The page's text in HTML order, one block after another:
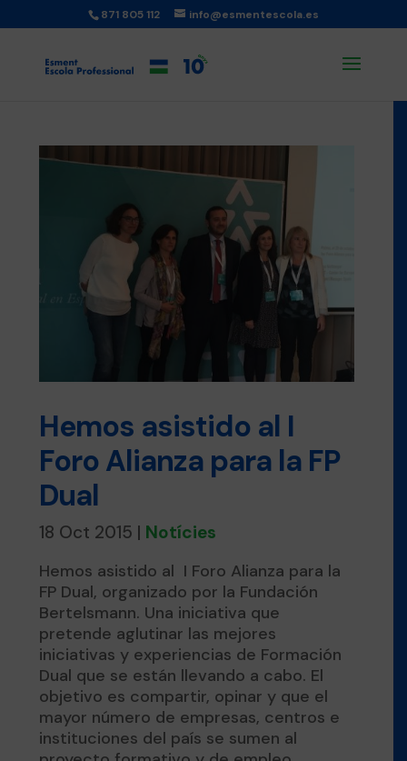
871 805 112 info@esmentescola.es
Hemos asistido al I
Foro Alianza para la FP
Dual
18 Oct 2015 | Notícies
Hemos asistido al I Foro Alianza para la
FP Dual, organizado por la Fundación
Bertelsmann. Una iniciativa que
pretende aglutinar las mejores
iniciativas y experiencias de Formación
Dual que se están llevando a cabo. El
objetivo es compartir, opinar y que el
mayor número de empresas, centros e
instituciones del país se sumen al